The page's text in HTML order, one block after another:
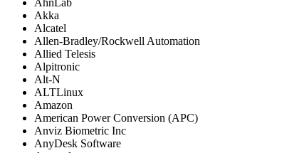
AhnLab
Akka
Alcatel
Allen-Bradley/Rockwell Automation
Allied Telesis
Alpitronic
Alt-N
ALTLinux
Amazon
American Power Conversion (APC)
Anviz Biometric Inc
AnyDesk Software